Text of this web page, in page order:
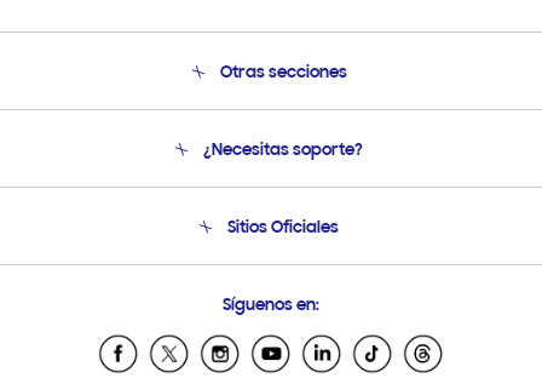
Otras secciones
Soporte
¿Necesitas soporte?
Soporte vía eMail
Sitios Oficiales
Samsung Ecuador
Samsung El Salvador
Síguenos en: